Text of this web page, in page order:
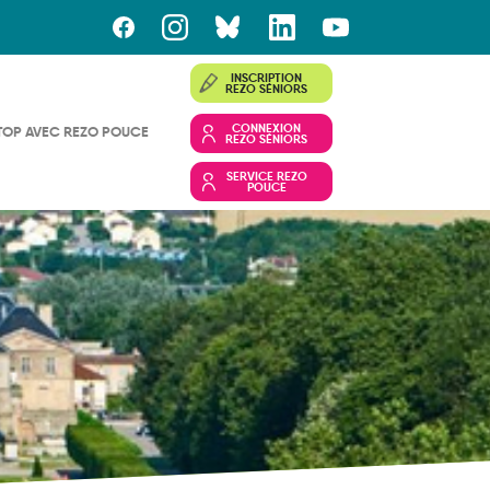
AVEC REZO POUCE
INSCRIPTION
REZO SÉNIORS
CONNEXION
REZO SÉNIORS
SERVICE REZO
POUCE